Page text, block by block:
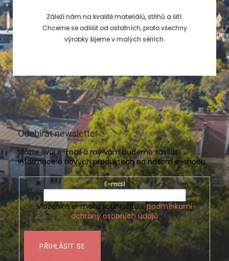
Záleží nám na kvalitě materiálů, střihů a šití.
Chceme se odlišit od ostatních, proto všechny
výrobky šijeme v malých sériích.
Odebírat newsletter
Vložte svůj e-mail a my vám budeme zasílat
informace o nových produktech na našem e-shopu.
E-mail
Vložením e-mailu souhlasíte spodmínkami
ochrany osobních údajů
PŘIHLÁSIT SE